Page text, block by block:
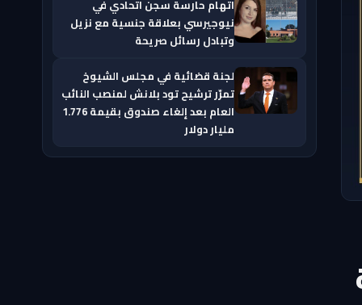
اتهام حارسة سجن اتحادي في
نيوجيرسي بعلاقة جنسية مع نزيل
وتبادل رسائل صريحة
لجنة قضائية في مجلس الشيوخ
تمرّر ترشيح تود بلانش لمنصب النائب
العام بعد إلغاء صندوق بقيمة 1.776
مليار دولار